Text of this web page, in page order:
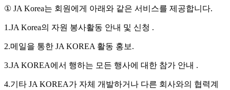
① JA Korea는 회원에게 아래와 같은 서비스를 제공합니다.
1.JA Korea의 자원 봉사활동 안내 및 신청 .
2.메일을 통한 JA KOREA 활동 홍보.
3.JA KOREA에서 행하는 모든 행사에 대한 참가 안내 .
4.기타 JA KOREA가 자체 개발하거나 다른 회사와의 협력계